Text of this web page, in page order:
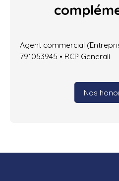
Agent commercial
791053945 • RCP Generali
Nos